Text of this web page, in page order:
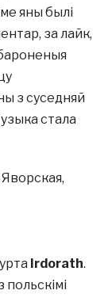
яны былі
за лайк,
з суседняй
стала
Irdorath.